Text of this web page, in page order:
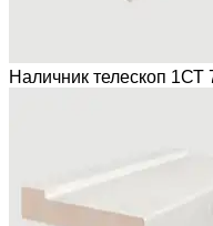
Наличник телескоп 1СТ